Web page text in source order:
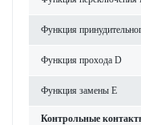
Функция
Функция прохода D
Функция замены E
Контрольные